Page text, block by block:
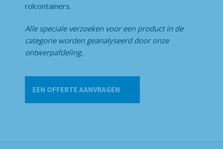
rolcontainers.
Alle speciale verzoeken voor een product in de
categorie worden geanalyseerd door onze
ontwerpafdeling.
voor
rolcontainers
EEN OFFERTE AANVRAGEN